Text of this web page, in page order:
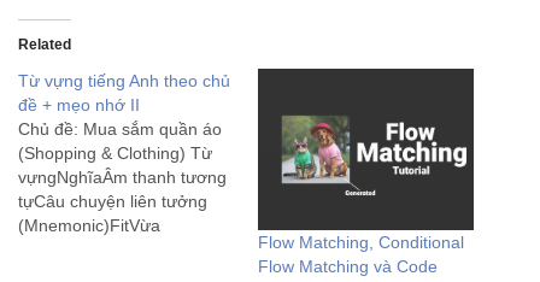
Related
Từ vựng tiếng Anh theo chủ
đề + mẹo nhớ II
Chủ đề: Mua sắm quần áo
(Shopping & Clothing) Từ
vựngNghĩaÂm thanh tương
tựCâu chuyện liên tưởng
(Mnemonic)FitVừa
Flow Matching, Conditional
Flow Matching và Code